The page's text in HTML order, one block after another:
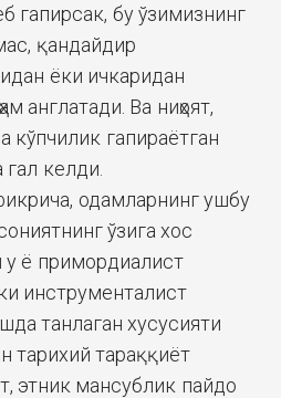
гапирсак, бу ўзимизнинг
қандайдир
ёки ичкаридан
англатади. Ва ниҳоят,
кўпчилик гапираётган
келди.
одамларнинг ушбу
ўзига хос
у ё примордиалист
инструменталист
танлаган хусусияти
тарихий тараққиёт
этник мансублик пайдо